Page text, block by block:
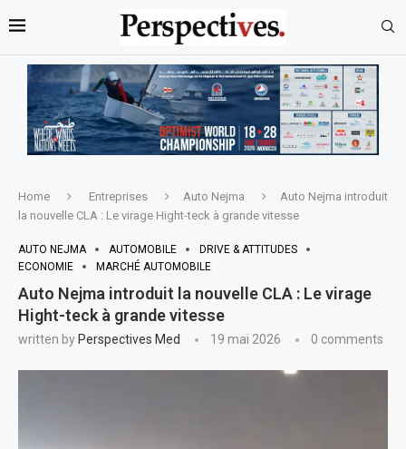
Home Entreprises Auto Nejma
Auto Nejma introduit
la nouvelle CLA : Le virage Hight-teck à grande vitesse
AUTO NEJMA AUTOMOBILE
DRIVE & ATTITUDES
ECONOMIE
MARCHÉ AUTOMOBILE
Auto Nejma introduit la nouvelle CLA : Le virage
Hight-teck à grande vitesse
written by Perspectives Med 19 mai 2026 0 comments